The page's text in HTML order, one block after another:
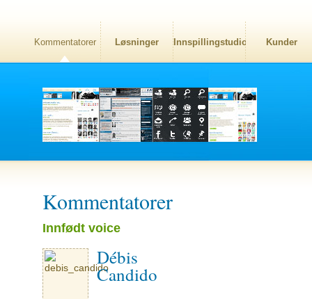
Kommentatorer Løsninger Innspillingstudio Kunder
Kommentatorer
Innfødt voice
Débis
Candido